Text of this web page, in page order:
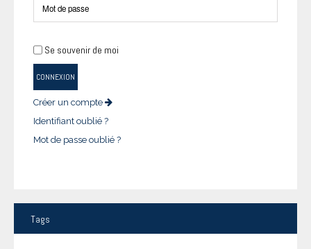
Se souvenir de moi
CONNEXION
Créer un compte
Identifiant oublié ?
Mot de passe oublié ?
Tags